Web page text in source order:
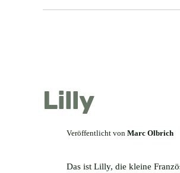
Lilly
Veröffentlicht von Marc Olbrich
Das ist Lilly, die kleine